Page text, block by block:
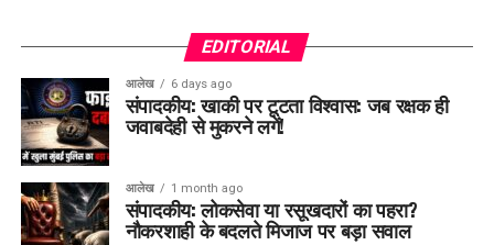
EDITORIAL
आलेख 6 days ago
संपादकीय: खाकी पर टूटता विश्वास: जब रक्षक ही
जवाबदेही से मुकरने लगें!
आलेख 1 month ago
संपादकीय: लोकसेवा या रसूखदारों का पहरा?
नौकरशाही के बदलते मिजाज पर बड़ा सवाल